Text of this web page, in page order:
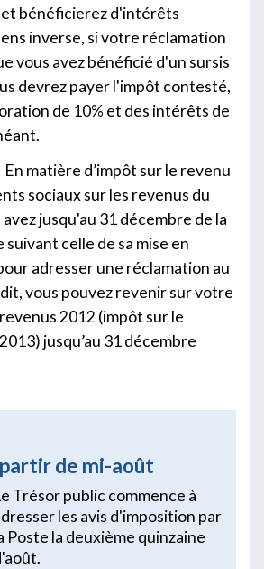
bénéficierez d'intérêts
inverse, si votre réclamation
vous avez bénéficié d'un sursis
devrez payer l'impôt contesté,
de 10% et des intérêts de
En matière d’impôt sur le revenu
sociaux sur les revenus du
jusqu'au 31 décembre de la
celle de sa mise en
adresser une réclamation au
vous pouvez revenir sur votre
2012 (impôt sur le
jusqu’au 31 décembre
de mi-août
Trésor public commence à
les avis d'imposition par
Poste la deuxième quinzaine